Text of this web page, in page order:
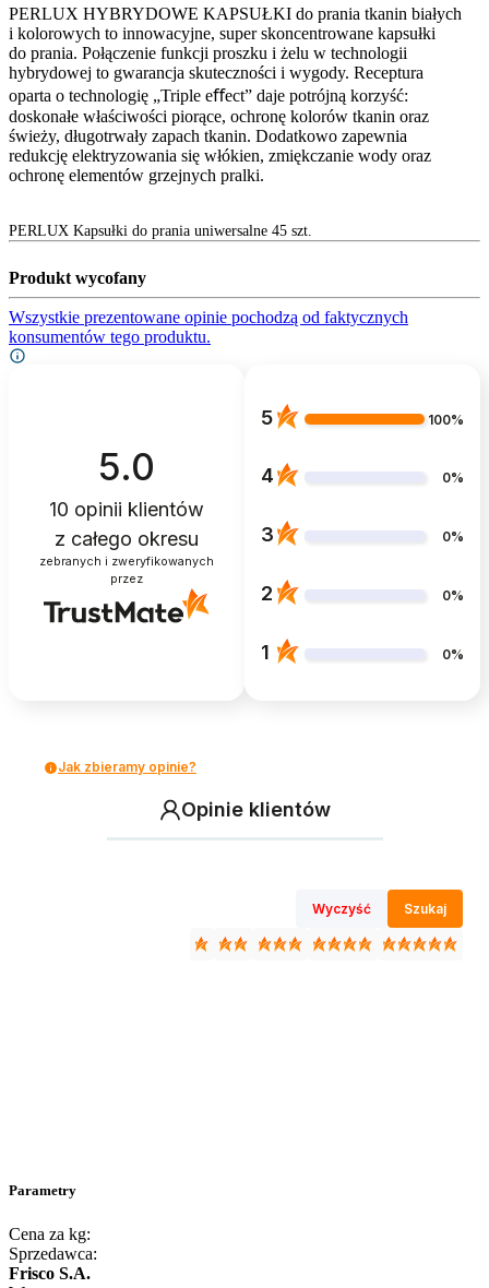
PERLUX HYBRYDOWE KAPSUŁKI do prania tkanin białych
i kolorowych to innowacyjne, super skoncentrowane kapsułki
do prania. Połączenie funkcji proszku i żelu w technologii
hybrydowej to gwarancja skuteczności i wygody. Receptura
oparta o technologię „Triple eﬀect” daje potrójną korzyść:
doskonałe właściwości piorące, ochronę kolorów tkanin oraz
świeży, długotrwały zapach tkanin. Dodatkowo zapewnia
redukcję elektryzowania się włókien, zmiękczanie wody oraz
ochronę elementów grzejnych pralki.
PERLUX Kapsułki do prania uniwersalne 45 szt.
Produkt wycofany
Wszystkie prezentowane opinie pochodzą od faktycznych
konsumentów tego produktu.
5.0
10 opinii klientów
z całego okresu
zebranych i zweryfikowanych
przez
5 100%
4 0%
3 0%
2 0%
1 0%
Jak zbieramy opinie?
Opinie klientów
Wyczyść Szukaj
Parametry
Cena za kg:
Sprzedawca:
Frisco S.A.